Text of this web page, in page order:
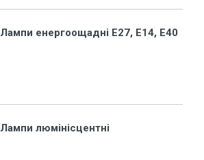
Лампи енергоощадні Е27, Е14, E40
Лампи люмінісцентні